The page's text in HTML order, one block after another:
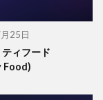
25日
ィフード